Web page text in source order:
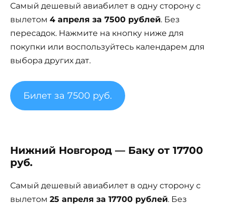
Самый дешевый авиабилет в одну сторону с
вылетом 4 апреля за 7500 рублей. Без
пересадок. Нажмите на кнопку ниже для
покупки или воспользуйтесь календарем для
выбора других дат.
Билет за 7500 руб.
Нижний Новгород — Баку от 17700
руб.
Самый дешевый авиабилет в одну сторону с
вылетом 25 апреля за 17700 рублей. Без